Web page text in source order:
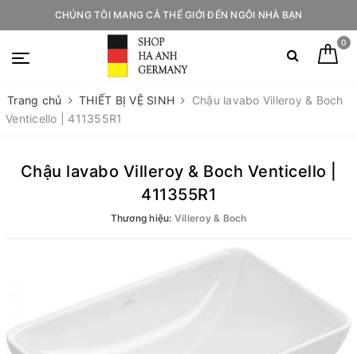
CHÚNG TÔI MANG CẢ THẾ GIỚI ĐẾN NGÔI NHÀ BẠN
0
Trang chủ THIẾT BỊ VỆ SINH
Chậu lavabo Villeroy & Boch
Venticello | 411355R1
Chậu lavabo Villeroy & Boch Venticello |
411355R1
Thương hiệu: Villeroy & Boch